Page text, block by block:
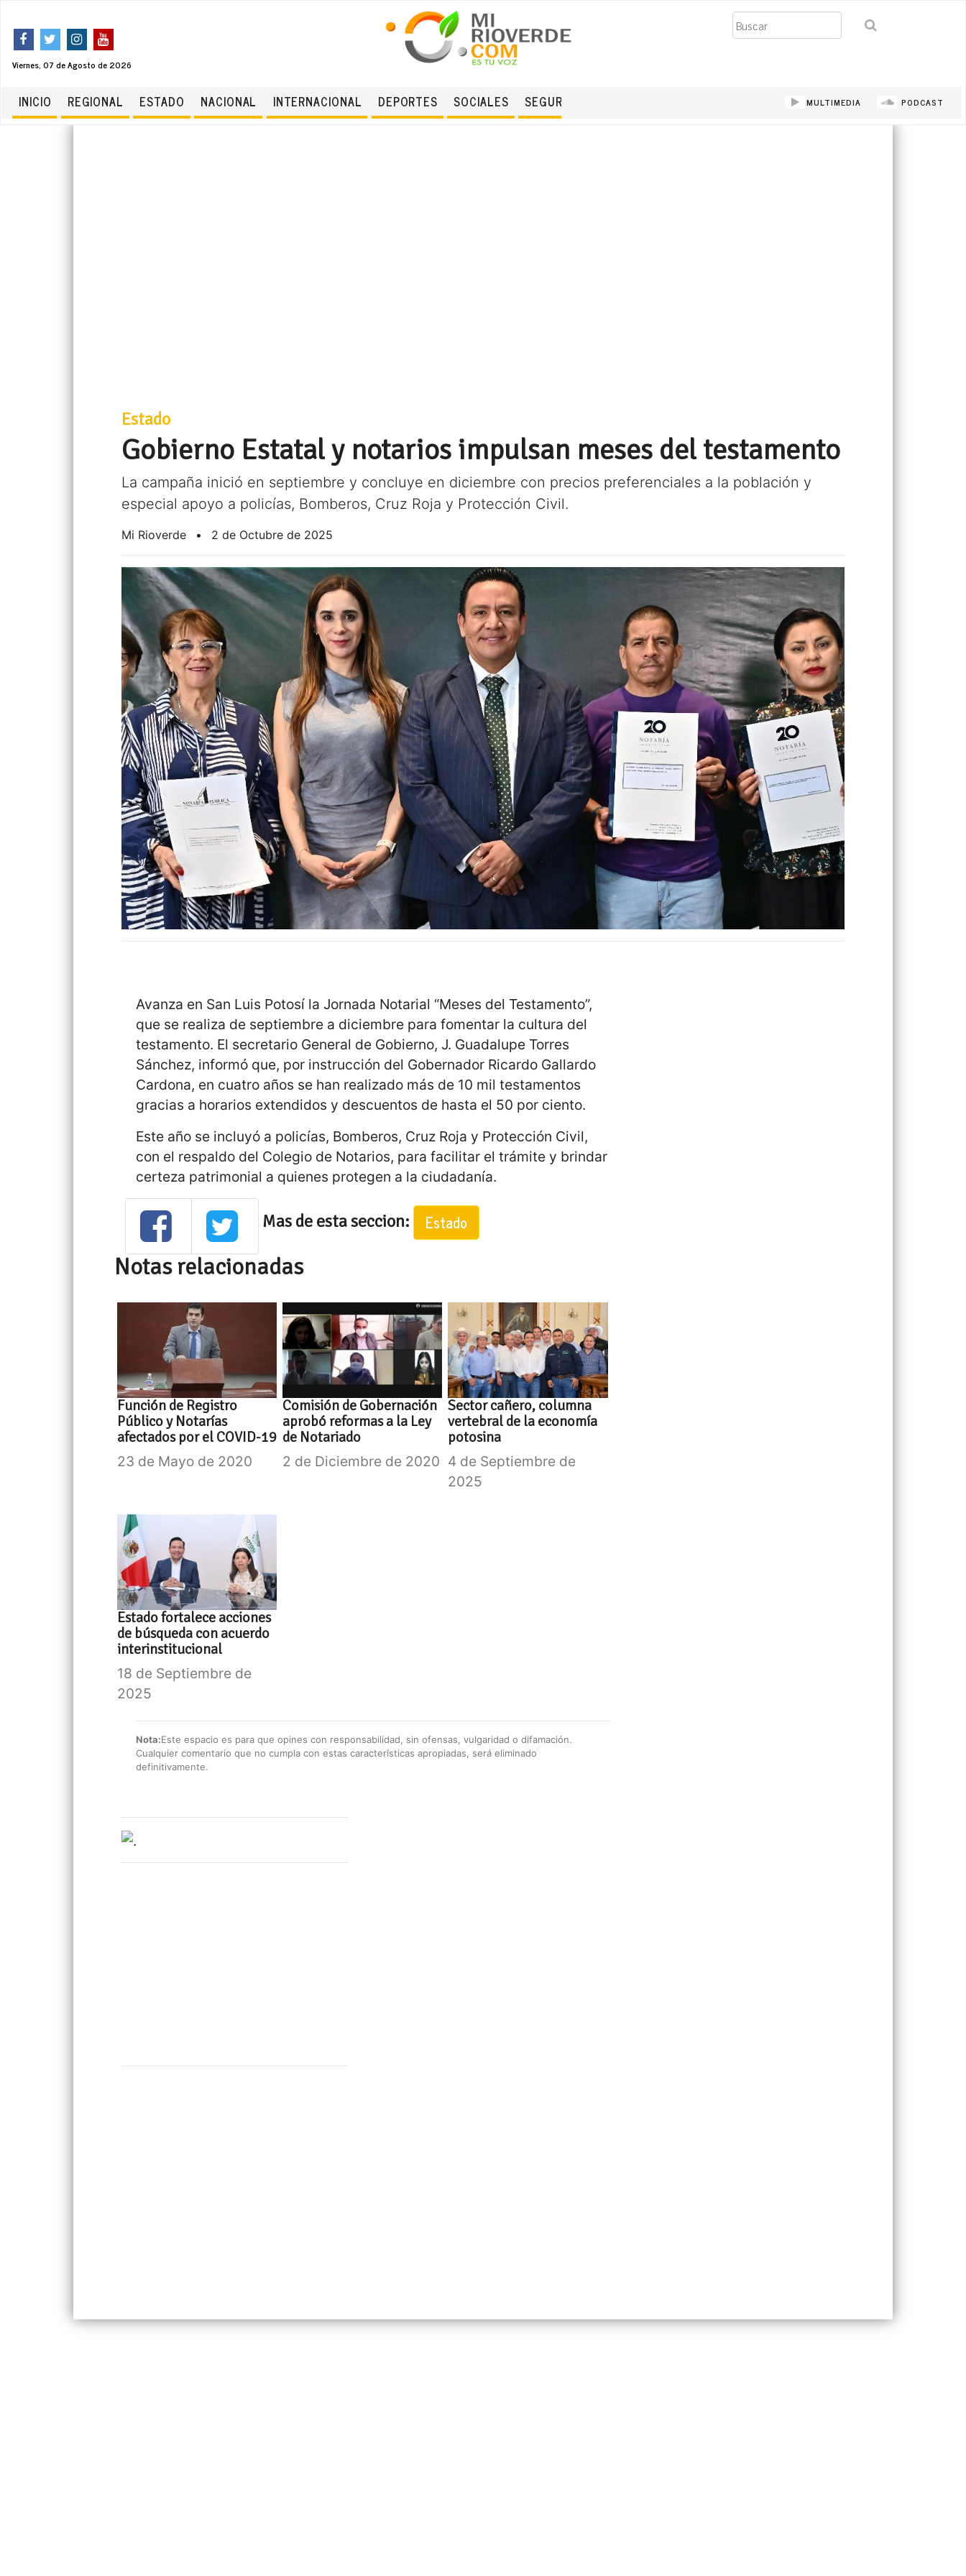
Viernes, 07 de Agosto de 2026
Buscar
INICIO REGIONAL ESTADO NACIONAL INTERNACIONAL DEPORTES SOCIALES SEGURIDAD MULTIMEDIA PODCAST
Estado
Gobierno Estatal y notarios impulsan meses del testamento
La campaña inició en septiembre y concluye en diciembre con precios preferenciales a la población y
especial apoyo a policías, Bomberos, Cruz Roja y Protección Civil.
Mi Rioverde • 2 de Octubre de 2025
Avanza en San Luis Potosí la Jornada Notarial “Meses del Testamento”,
que se realiza de septiembre a diciembre para fomentar la cultura del
testamento. El secretario General de Gobierno, J. Guadalupe Torres
Sánchez, informó que, por instrucción del Gobernador Ricardo Gallardo
Cardona, en cuatro años se han realizado más de 10 mil testamentos
gracias a horarios extendidos y descuentos de hasta el 50 por ciento.
Este año se incluyó a policías, Bomberos, Cruz Roja y Protección Civil,
con el respaldo del Colegio de Notarios, para facilitar el trámite y brindar
certeza patrimonial a quienes protegen a la ciudadanía.
Mas de esta seccion: Estado
Notas relacionadas
Función de Registro
Público y Notarías
afectados por el COVID-19
23 de Mayo de 2020
Comisión de Gobernación
aprobó reformas a la Ley
de Notariado
2 de Diciembre de 2020
Sector cañero, columna
vertebral de la economía
potosina
4 de Septiembre de
2025
Estado fortalece acciones
de búsqueda con acuerdo
interinstitucional
18 de Septiembre de
2025
Nota:Este espacio es para que opines con responsabilidad, sin ofensas, vulgaridad o difamación.
Cualquier comentario que no cumpla con estas características apropiadas, será eliminado
definitivamente.